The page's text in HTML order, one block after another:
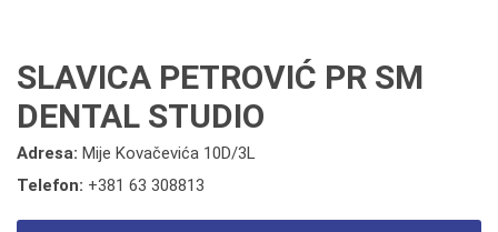
SLAVICA PETROVIĆ PR SM
DENTAL STUDIO
Adresa: Mije Kovačevića 10D/3L
Telefon: +381 63 308813